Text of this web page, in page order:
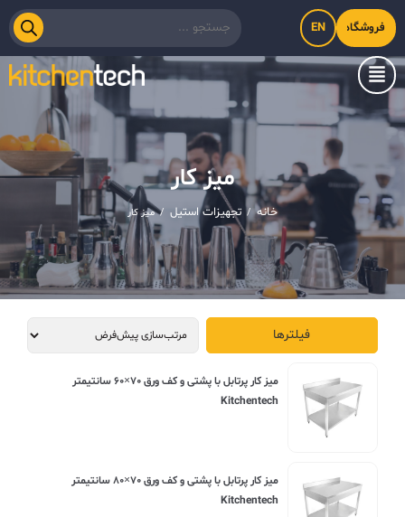
فروشگاه اینترنتی کیت‌لاین
EN
میز کار
خانه / تجهیزات استیل / میز کار
فیلترها
ميز کار پرتابل با پشتی و کف ورق ۷۰×۶۰ سانتیمتر
Kitchentech
ميز کار پرتابل با پشتی و کف ورق ۷۰×۸۰ سانتیمتر
Kitchentech